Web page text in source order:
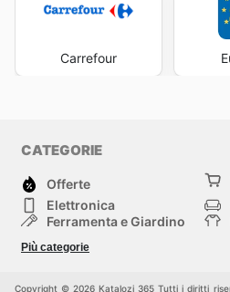
Carrefour
CATEGORIE
Offerte
Elettronica
Ferramenta e Giardino
Bambini e Neonati
Più categorie
Copyright © 2026 Katalozi 365 Tutti i diritti